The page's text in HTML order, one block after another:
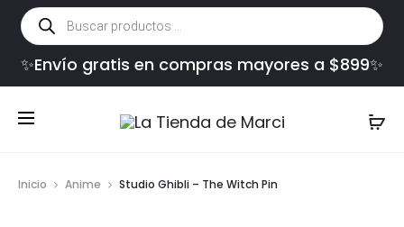
Búsqueda
de
productos
✨Envío gratis en compras mayores a $899✨
Inicio Anime Studio Ghibli – The Witch Pin